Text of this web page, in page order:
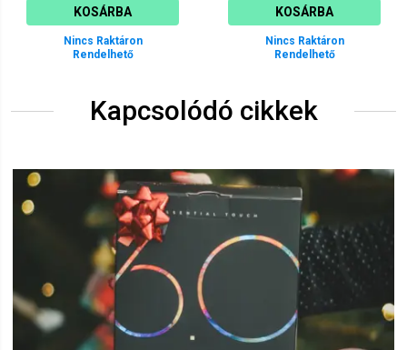
KOSÁRBA
Nincs Raktáron
Rendelhető
KOSÁRBA
Nincs Raktáron
Rendelhető
Kapcsolódó cikkek